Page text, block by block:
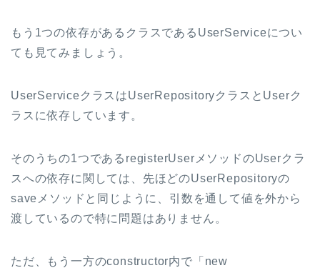
もう1つの依存があるクラスであるUserServiceについ
ても見てみましょう。
UserServiceクラスはUserRepositoryクラスとUserク
ラスに依存しています。
そのうちの1つであるregisterUserメソッドのUserクラ
スへの依存に関しては、先ほどのUserRepositoryの
saveメソッドと同じように、引数を通して値を外から
渡しているので特に問題はありません。
ただ、もう一方のconstructor内で「new